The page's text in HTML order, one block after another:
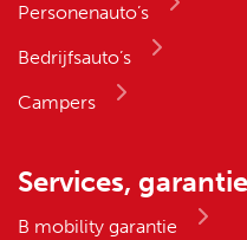
Personenauto’s
Bedrijfsauto’s
Campers
Services,
B mobility garantie